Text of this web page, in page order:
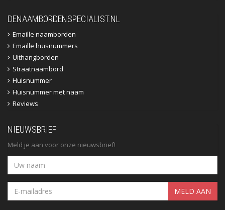
DENAAMBORDENSPECIALIST.NL
Emaille naamborden
Emaille huisnummers
Uithangborden
Straatnaambord
Huisnummer
Huisnummer met naam
Reviews
NIEUWSBRIEF
Meld je aan voor onze nieuwsbrief!
MELD AAN